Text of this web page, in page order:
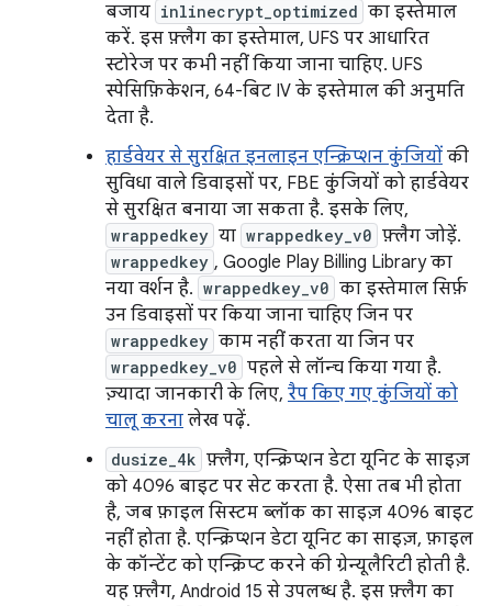
बजाय inlinecrypt_optimized का इस्तेमाल
करें. इस फ़्लैग का इस्तेमाल, UFS पर आधारित
स्टोरेज पर कभी नहीं किया जाना चाहिए. UFS
स्पेसिफ़िकेशन, 64-बिट IV के इस्तेमाल की अनुमति
देता है.
हार्डवेयर से सुरक्षित इनलाइन एन्क्रिप्शन कुंजियों की
सुविधा वाले डिवाइसों पर, FBE कुंजियों को हार्डवेयर
से सुरक्षित बनाया जा सकता है. इसके लिए,
wrappedkey या wrappedkey_v0 फ़्लैग जोड़ें.
wrappedkey , Google Play Billing Library का
नया वर्शन है. wrappedkey_v0 का इस्तेमाल सिर्फ़
उन डिवाइसों पर किया जाना चाहिए जिन पर
wrappedkey काम नहीं करता या जिन पर
wrappedkey_v0 पहले से लॉन्च किया गया है.
ज़्यादा जानकारी के लिए, रैप किए गए कुंजियों को
चालू करना लेख पढ़ें.
dusize_4k फ़्लैग, एन्क्रिप्शन डेटा यूनिट के साइज़
को 4096 बाइट पर सेट करता है. ऐसा तब भी होता
है, जब फ़ाइल सिस्टम ब्लॉक का साइज़ 4096 बाइट
नहीं होता है. एन्क्रिप्शन डेटा यूनिट का साइज़, फ़ाइल
के कॉन्टेंट को एन्क्रिप्ट करने की ग्रेन्यूलैरिटी होती है.
यह फ़्लैग, Android 15 से उपलब्ध है. इस फ़्लैग का